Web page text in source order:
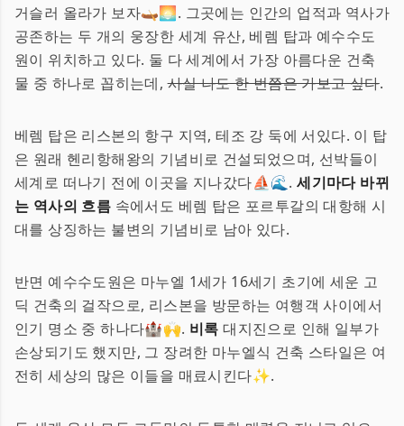
거슬러 올라가 보자🛶🌅. 그곳에는 인간의 업적과 역사가
공존하는 두 개의 웅장한 세계 유산, 베렘 탑과 예수수도
원이 위치하고 있다. 둘 다 세계에서 가장 아름다운 건축
물 중 하나로 꼽히는데,사실 나도 한 번쯤은 가보고 싶다.
베렘 탑은 리스본의 항구 지역, 테조 강 둑에 서있다. 이 탑
은 원래 헨리항해왕의 기념비로 건설되었으며, 선박들이
세계로 떠나기 전에 이곳을 지나갔다⛵🌊.세기마다 바뀌
는 역사의 흐름 속에서도 베렘 탑은 포르투갈의 대항해 시
대를 상징하는 불변의 기념비로 남아 있다.
반면 예수수도원은 마누엘 1세가 16세기 초기에 세운 고
딕 건축의 걸작으로, 리스본을 방문하는 여행객 사이에서
인기 명소 중 하나다🏰🙌. 비록 대지진으로 인해 일부가
손상되기도 했지만, 그 장려한 마누엘식 건축 스타일은 여
전히 세상의 많은 이들을 매료시킨다✨.